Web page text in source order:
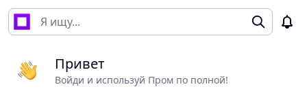
Привет
Войди и используй Пром по полной!